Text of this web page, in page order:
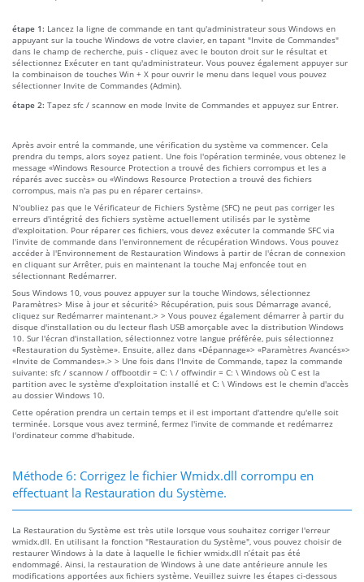
étape 1: Lancez la ligne de commande en tant qu'administrateur sous Windows en
appuyant sur la touche Windows de votre clavier, en tapant "Invite de Commandes"
dans le champ de recherche, puis - cliquez avec le bouton droit sur le résultat et
sélectionnez Exécuter en tant qu'administrateur. Vous pouvez également appuyer sur
la combinaison de touches Win + X pour ouvrir le menu dans lequel vous pouvez
sélectionner Invite de Commandes (Admin).
étape 2: Tapez sfc / scannow en mode Invite de Commandes et appuyez sur Entrer.
Après avoir entré la commande, une vérification du système va commencer. Cela
prendra du temps, alors soyez patient. Une fois l'opération terminée, vous obtenez le
message «Windows Resource Protection a trouvé des fichiers corrompus et les a
réparés avec succès» ou «Windows Resource Protection a trouvé des fichiers
corrompus, mais n'a pas pu en réparer certains».
N'oubliez pas que le Vérificateur de Fichiers Système (SFC) ne peut pas corriger les
erreurs d'intégrité des fichiers système actuellement utilisés par le système
d'exploitation. Pour réparer ces fichiers, vous devez exécuter la commande SFC via
l'invite de commande dans l'environnement de récupération Windows. Vous pouvez
accéder à l'Environnement de Restauration Windows à partir de l'écran de connexion
en cliquant sur Arrêter, puis en maintenant la touche Maj enfoncée tout en
sélectionnant Redémarrer.
Sous Windows 10, vous pouvez appuyer sur la touche Windows, sélectionnez
Paramètres> Mise à jour et sécurité> Récupération, puis sous Démarrage avancé,
cliquez sur Redémarrer maintenant.> > Vous pouvez également démarrer à partir du
disque d'installation ou du lecteur flash USB amorçable avec la distribution Windows
10. Sur l'écran d'installation, sélectionnez votre langue préférée, puis sélectionnez
«Restauration du Système». Ensuite, allez dans «Dépannage»> «Paramètres Avancés»>
«Invite de Commandes».> > Une fois dans l'Invite de Commande, tapez la commande
suivante: sfc / scannow / offbootdir = C: \ / offwindir = C: \ Windows où C est la
partition avec le système d'exploitation installé et C: \ Windows est le chemin d'accès
au dossier Windows 10.
Cette opération prendra un certain temps et il est important d'attendre qu'elle soit
terminée. Lorsque vous avez terminé, fermez l'invite de commande et redémarrez
l'ordinateur comme d'habitude.
Méthode 6: Corrigez le fichier Wmidx.dll corrompu en
effectuant la Restauration du Système.
La Restauration du Système est très utile lorsque vous souhaitez corriger l'erreur
wmidx.dll. En utilisant la fonction "Restauration du Système", vous pouvez choisir de
restaurer Windows à la date à laquelle le fichier wmidx.dll n’était pas été
endommagé. Ainsi, la restauration de Windows à une date antérieure annule les
modifications apportées aux fichiers système. Veuillez suivre les étapes ci-dessous